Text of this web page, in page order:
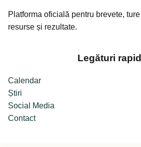
Platforma oficială pentru brevete,
resurse și rezultate.
Legături
Calendar
Știri
Social Media
Contact